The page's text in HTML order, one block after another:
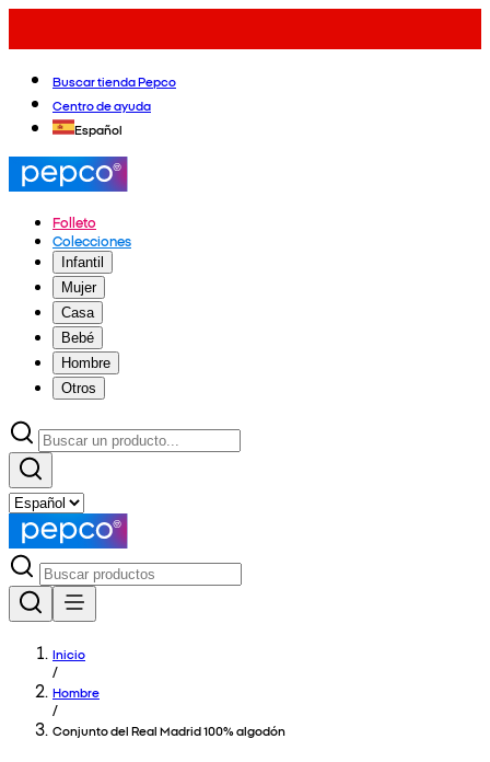
Buscar tienda Pepco
Centro de ayuda
Español
Folleto
Colecciones
Infantil
Mujer
Casa
Bebé
Hombre
Otros
Inicio
/
Hombre
/
Conjunto del Real Madrid 100% algodón